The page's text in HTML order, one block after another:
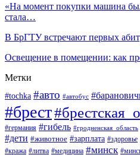
«На момент покупки машина
стала…
В БрГТУ встречают первых
Освещение в помещении: как
Метки
#tochka #авто #автобус
#брест
#германия #гибель #гродненская_область
#дети #животное #зарплата #здоровье
#кража #литва #медицина #минск